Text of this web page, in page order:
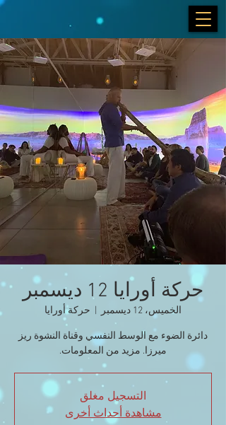
حركة أورايا 12 ديسمبر
الخميس، 12 ديسمبر حركة أورايا
دائرة الضوء مع الوسط النفسي وقناة النشوة ريز
ميرزا. مزيد من المعلومات.
التسجيل مغلق
مشاهدة أحداث أخرى